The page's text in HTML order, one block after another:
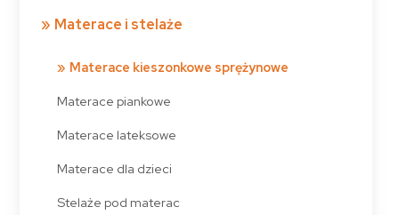
Materace i stelaże
Materace kieszonkowe sprężynowe
Materace piankowe
Materace lateksowe
Materace dla dzieci
Stelaże pod materac